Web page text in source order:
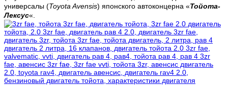
универсалы (Toyota Avensis) японского автоконцерна «Тойота-
Лексус«.